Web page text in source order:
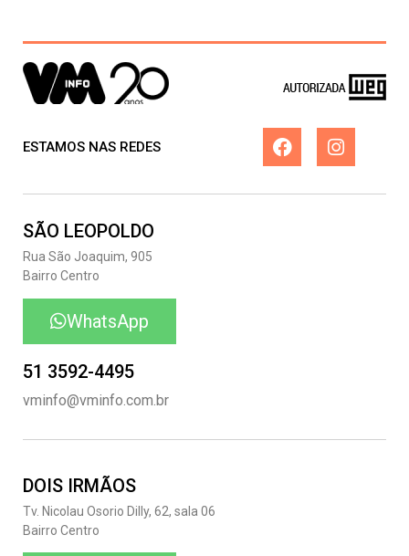
ESTAMOS NAS REDES
SÃO LEOPOLDO
Rua São Joaquim, 905
Bairro Centro
WhatsApp
51 3592-4495
vminfo@vminfo.com.br
DOIS IRMÃOS
Tv. Nicolau Osorio Dilly, 62, sala 06
Bairro Centro